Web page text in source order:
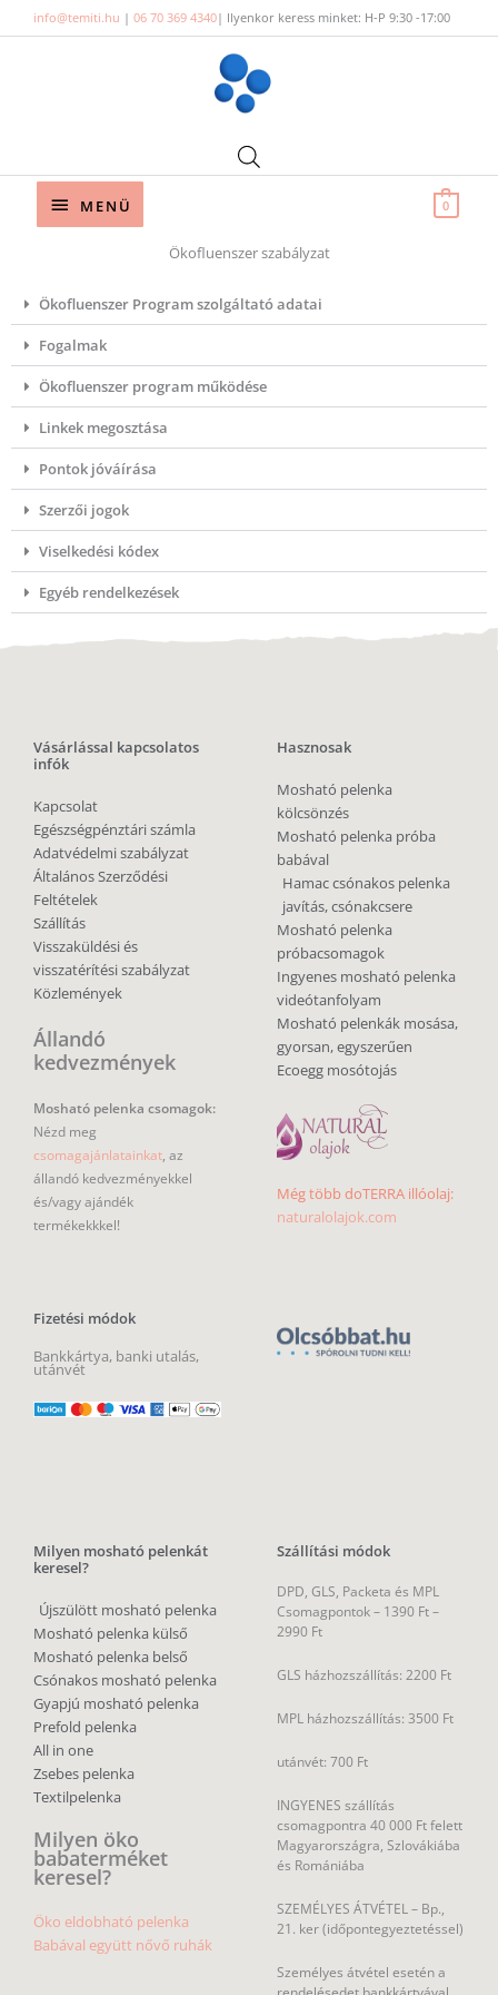
to
info@temiti.hu | 06 70 369 4340| Ilyenkor keress minket: H-P 9:30 -17:00
Below
MENÜ 0
Ökofluenszer szabályzat
Ökofluenszer Program szolgáltató adatai
Fogalmak
Ökofluenszer program működése
Linkek megosztása
Pontok jóváírása
Szerzői jogok
Viselkedési kódex
Egyéb rendelkezések
Vásárlással kapcsolatos
infók
Kapcsolat
Egészségpénztári számla
Adatvédelmi szabályzat
Általános Szerződési
Feltételek
Szállítás
Visszaküldési és
visszatérítési szabályzat
Közlemények
Állandó
kedvezmények
Mosható pelenka csomagok:
Nézd meg
csomagajánlatainkat, az
állandó kedvezményekkel
és/vagy ajándék
termékekkkel!
Fizetési módok
Bankkártya, banki utalás,
utánvét
Hasznosak
Mosható pelenka
kölcsönzés
Mosható pelenka próba
babával
Hamac csónakos pelenka
javítás, csónakcsere
Mosható pelenka
próbacsomagok
Ingyenes mosható pelenka
videótanfolyam
Mosható pelenkák mosása,
gyorsan, egyszerűen
Ecoegg mosótojás
Még több doTERRA illóolaj:
naturalolajok.com
Milyen mosható pelenkát
keresel?
Újszülött mosható pelenka
Mosható pelenka külső
Mosható pelenka belső
Csónakos mosható pelenka
Gyapjú mosható pelenka
Prefold pelenka
All in one
Zsebes pelenka
Textilpelenka
Milyen öko
babaterméket
keresel?
Öko eldobható pelenka
Babával együtt nővő ruhák
Szállítási módok
DPD, GLS, Packeta és MPL
Csomagpontok – 1390 Ft –
2990 Ft
GLS házhozszállítás: 2200 Ft
MPL házhozszállítás: 3500 Ft
utánvét: 700 Ft
INGYENES szállítás
csomagpontra 40 000 Ft felett
Magyarországra, Szlovákiába
és Romániába
SZEMÉLYES ÁTVÉTEL – Bp.,
21. ker (időpontegyeztetéssel)
Személyes átvétel esetén a